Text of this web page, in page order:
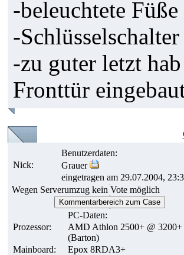
-beleuchtete Füße
-
-zu guter letzt
Fronttür
Benutzerdaten:
Nick:
Grauer
eingetragen am 29.07.2004,
Wegen Serverumzug kein Vote möglich
Kommentarbereich zum Case
PC-Daten:
Prozessor:
AMD Athlon 2500+ @ 3200+
(Barton)
Mainboard:
Epox 8RDA3+